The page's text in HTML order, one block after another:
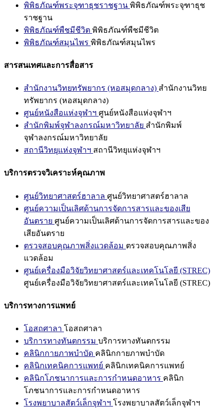
พิพิธภัณฑ์พระจุฑาธุชราชฐาน พิพิธภัณฑ์พระจุฑาธุช
ราชฐาน
พิพิธภัณฑ์พืชมีชีวิต พิพิธภัณฑ์พืชมีชีวิต
พิพิธภัณฑ์สมุนไพร พิพิธภัณฑ์สมุนไพร
สารสนเทศและการสื่อสาร
สำนักงานวิทยทรัพยากร (หอสมุดกลาง) สำนักงานวิทย
ทรัพยากร (หอสมุดกลาง)
ศูนย์หนังสือแห่งจุฬาฯ ศูนย์หนังสือแห่งจุฬาฯ
สำนักพิมพ์จุฬาลงกรณ์มหาวิทยาลัย สำนักพิมพ์
จุฬาลงกรณ์มหาวิทยาลัย
สถานีวิทยุแห่งจุฬาฯ สถานีวิทยุแห่งจุฬาฯ
บริการตรวจวิเคราะห์คุณภาพ
ศูนย์วิทยาศาสตร์ฮาลาล ศูนย์วิทยาศาสตร์ฮาลาล
ศูนย์ความเป็นเลิศด้านการจัดการสารและของเสีย
อันตราย ศูนย์ความเป็นเลิศด้านการจัดการสารและของ
เสียอันตราย
ตรวจสอบคุณภาพสิ่งแวดล้อม ตรวจสอบคุณภาพสิ่ง
แวดล้อม
ศูนย์เครื่องมือวิจัยวิทยาศาสตร์และเทคโนโลยี (STREC)
ศูนย์เครื่องมือวิจัยวิทยาศาสตร์และเทคโนโลยี (STREC)
บริการทางการแพทย์
โอสถศาลา โอสถศาลา
บริการทางทันตกรรม บริการทางทันตกรรม
คลินิกกายภาพบำบัด คลินิกกายภาพบำบัด
คลินิกเทคนิคการแพทย์ คลินิกเทคนิคการแพทย์
คลินิกโภชนาการและการกำหนดอาหาร คลินิก
โภชนาการและการกำหนดอาหาร
โรงพยาบาลสัตว์เล็กจุฬาฯ โรงพยาบาลสัตว์เล็กจุฬาฯ